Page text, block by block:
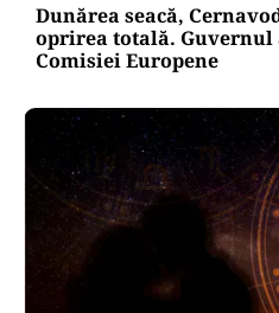
Dunărea seacă,
oprirea totală.
Comisiei Europene